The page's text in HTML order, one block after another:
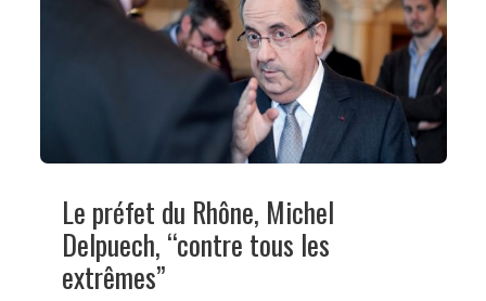
Le préfet du Rhône, Michel
Delpuech, “contre tous les
extrêmes”